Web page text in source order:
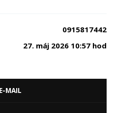
0915817442
27. máj 2026 10:57 hod
MAIL